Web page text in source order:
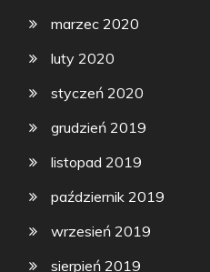
marzec 2020
luty 2020
styczeń 2020
grudzień 2019
listopad 2019
październik 2019
wrzesień 2019
sierpień 2019